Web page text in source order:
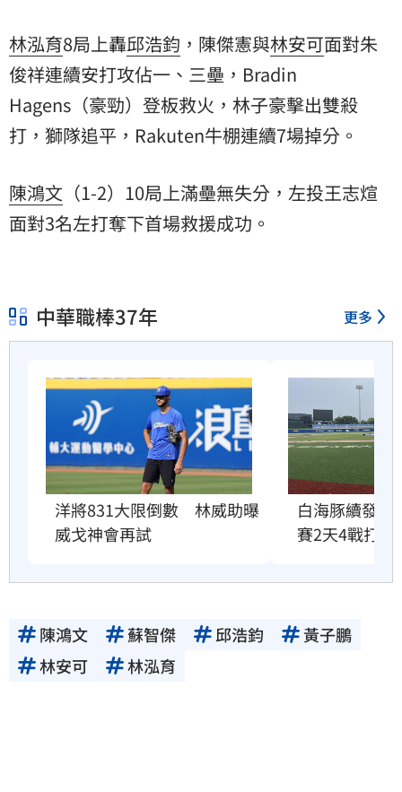
林泓育8局上轟邱浩鈞 ，陳傑憲與林安可面對朱
俊祥連續安打攻佔一、三壘，Bradin
Hagens（豪勁）登板救火，林子豪擊出雙殺
打，獅隊追平，Rakuten牛棚連續7場掉分。
陳鴻文 （1-2）10局上滿壘無失分，左投王志煊
面對3名左打奪下首場救援成功。
中華職棒37年 更多
洋將831大限倒數　林威助曝
威戈神會再試
白海豚續發威
賽2天4戰打不
陳鴻文 蘇智傑 邱浩鈞
黃子鵬
林安可
林泓育